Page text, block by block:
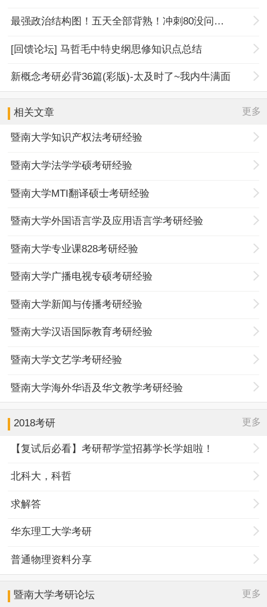
最强政治结构图！五天全部背熟！冲刺80没问题！
[回馈论坛] 马哲毛中特史纲思修知识点总结
新概念考研必背36篇(彩版)-太及时了~我内牛满面
相关文章 更多
暨南大学知识产权法考研经验
暨南大学法学学硕考研经验
暨南大学MTI翻译硕士考研经验
暨南大学外国语言学及应用语言学考研经验
暨南大学专业课828考研经验
暨南大学广播电视专硕考研经验
暨南大学新闻与传播考研经验
暨南大学汉语国际教育考研经验
暨南大学文艺学考研经验
暨南大学海外华语及华文教学考研经验
2018考研 更多
【复试后必看】考研帮学堂招募学长学姐啦！
北科大，科哲
求解答
华东理工大学考研
普通物理资料分享
暨南大学考研论坛 更多